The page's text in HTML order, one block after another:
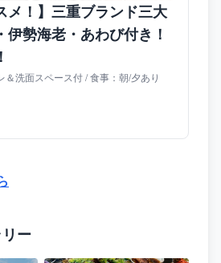
メ！】三重ブランド三大
勢海老・あわび付き！
＆洗面スペース付 / 食事：朝/夕あり
ー